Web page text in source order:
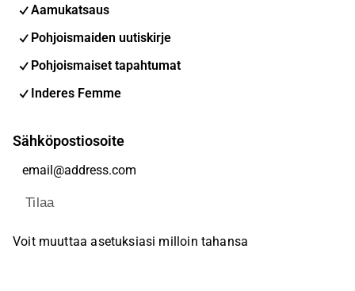
Aamukatsaus
Pohjoismaiden uutiskirje
Pohjoismaiset tapahtumat
Inderes Femme
Sähköpostiosoite
Tilaa
Voit muuttaa asetuksiasi milloin tahansa